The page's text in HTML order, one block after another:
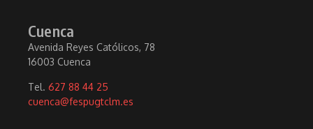
Cuenca
Avenida Reyes Católicos, 78
16003 Cuenca
Tel. 627 88 44 25
cuenca@fespugtclm.es